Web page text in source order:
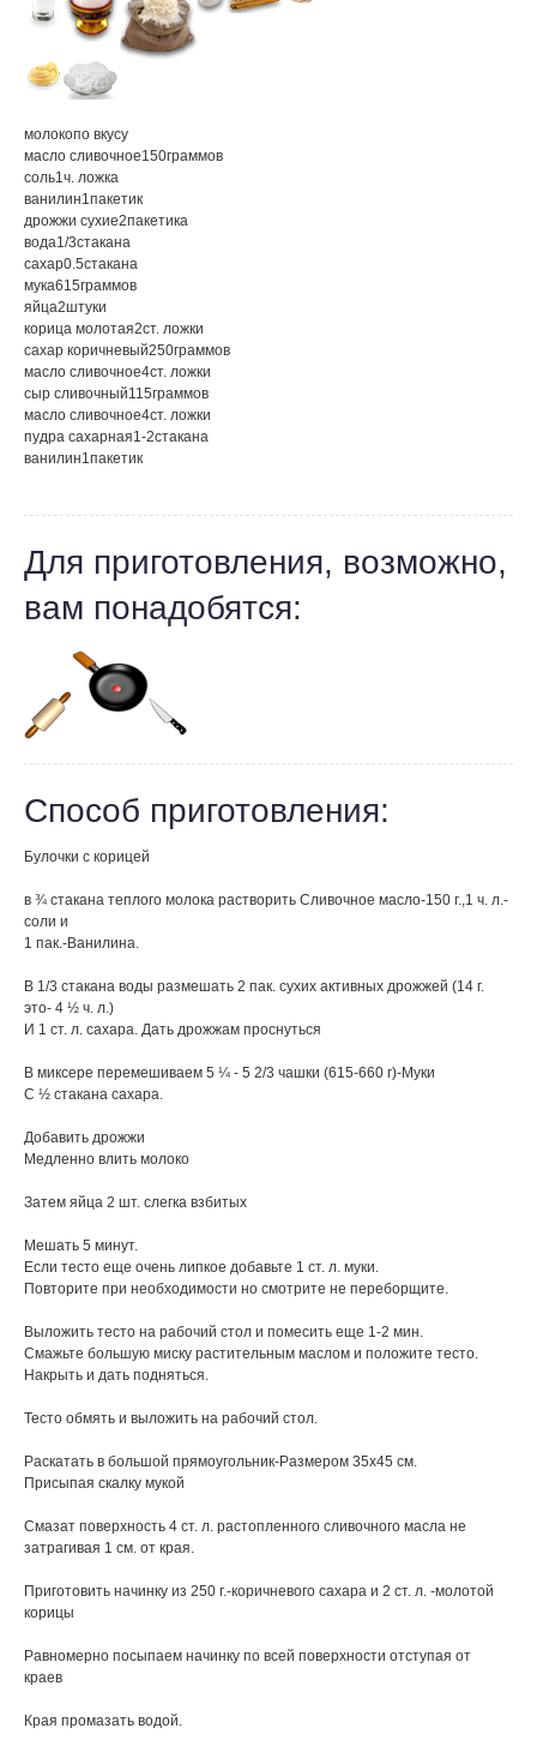
молокопо вкусу
масло сливочное150граммов
соль1ч. ложка
ванилин1пакетик
дрожжи сухие2пакетика
вода1/3стакана
сахар0.5стакана
мука615граммов
яйца2штуки
корица молотая2ст. ложки
сахар коричневый250граммов
масло сливочное4ст. ложки
сыр сливочный115граммов
масло сливочное4ст. ложки
пудра сахарная1-2стакана
ванилин1пакетик
Для приготовления, возможно,
вам понадобятся:
Способ приготовления:
Булочки с корицей
в ¾ стакана теплого молока растворить Сливочное масло-150 г.,1 ч. л.-
соли и
1 пак.-Ванилина.
В 1/3 стакана воды размешать 2 пак. сухих активных дрожжей (14 г.
это- 4 ½ ч. л.)
И 1 ст. л. сахара. Дать дрожжам проснуться
В миксере перемешиваем 5 ¼ - 5 2/3 чашки (615-660 г)-Муки
С ½ стакана сахара.
Добавить дрожжи
Медленно влить молоко
Затем яйца 2 шт. слегка взбитых
Мешать 5 минут.
Если тесто еще очень липкое добавьте 1 ст. л. муки.
Повторите при необходимости но смотрите не переборщите.
Выложить тесто на рабочий стол и помесить еще 1-2 мин.
Смажьте большую миску растительным маслом и положите тесто.
Накрыть и дать подняться.
Тесто обмять и выложить на рабочий стол.
Раскатать в большой прямоугольник-Размером 35х45 см.
Присыпая скалку мукой
Смазат поверхность 4 ст. л. растопленного сливочного масла не
затрагивая 1 см. от края.
Приготовить начинку из 250 г.-коричневого сахара и 2 ст. л. -молотой
корицы
Равномерно посыпаем начинку по всей поверхности отступая от
краев
Края промазать водой.